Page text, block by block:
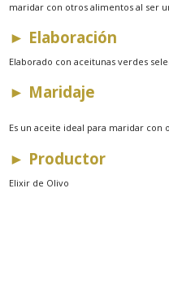
maridar con otros alimentos al ser
► Elaboración
Elaborado con aceitunas verdes
► Maridaje
Es un aceite ideal para
► Productor
Elixir de Olivo